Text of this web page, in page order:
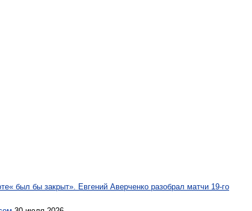
был бы закрыт». Евгений Аверченко разобрал матчи 19-го